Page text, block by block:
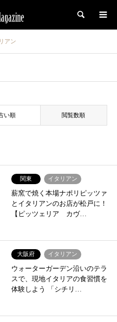
検索
アン
い順 閲覧数順
関東 イタリアン
薪窯で焼く本場ナポリピッツァ
とイタリアンのお店が松戸に！
【ピッツェリア カヴ…
大阪府 イタリアン
ウォーターガーデン沿いのテラ
スで、現地イタリアの食習慣を
体験しよう 「シチリ…